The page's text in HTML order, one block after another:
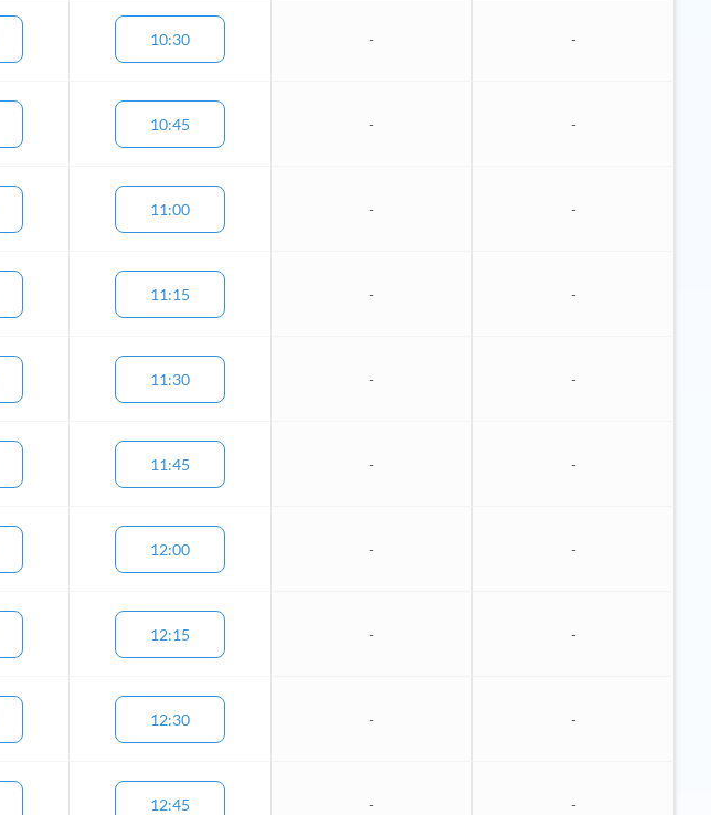
10:30 - -
10:45 - -
11:00 - -
11:15 - -
11:30 - -
11:45 - -
12:00 - -
12:15 - -
12:30 - -
12:45 - -